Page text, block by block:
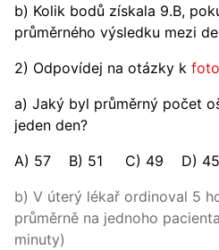
b) Kolik bodů získala 9.B,
průměrného výsledku mezi
2) Odpovídej na otázky k
a) Jaký byl průměrný počet
jeden den?
A) 57 B) 51 C) 49 D) 45
b) V úterý lékař ordinoval 5
průměrně na jednoho
minuty)